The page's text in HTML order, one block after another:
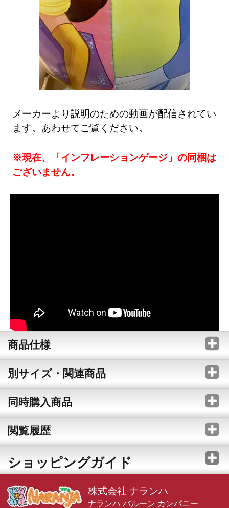
メーカーより説明のための動画が配信されてい
ます。あわせてご覧ください。
※現在、「インフレーションゲージ」の同梱は
ございません。
商品仕様
別サイズ・関連商品
同時購入商品
閲覧履歴
ショッピングガイド
株式会社 ナランハ
ナランハ バルーン カンパニー